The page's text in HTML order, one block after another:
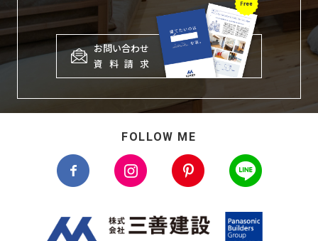
お問い合わせ
資 料 請 求
FOLLOW ME